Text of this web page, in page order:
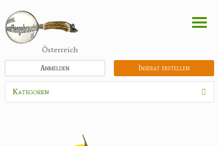
zum
Inhalt
Österreich
Inserat erstellen
Anmelden
Kategorien